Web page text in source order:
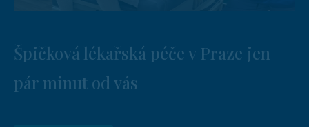
Špičková lékařská péče v Praze jen
pár minut od vás